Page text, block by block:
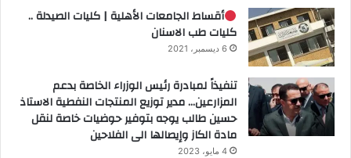
أقساط الجامعات الأهلية | كليات الصيدلة ..
كليات طب الاسنان
6 ديسمبر، 2021
تنفيذاً لمبادرة رئيس الوزراء الخاصة بدعم
المزارعين… مدير توزيع المنتجات النفطية الاستاذ
حسين طالب يوجه بتوفير حوضيات خاصة لنقل
مادة الكاز وإيصالها الى الفلاحين
4 مايو، 2023